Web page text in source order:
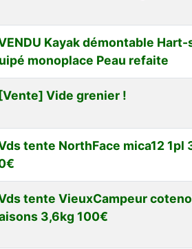
Kayak démontable Hart-
monoplace Peau refaite
Vide grenier !
tente NorthFace mica12 1pl
tente VieuxCampeur
3,6kg 100€